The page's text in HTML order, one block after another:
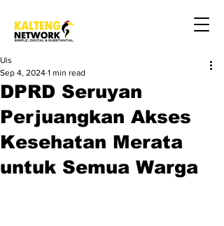
DPRD Seruyan
Perjuangkan Akses
Kesehatan Merata
untuk Semua Warga
Uis
Sep 4, 2024 1 min read